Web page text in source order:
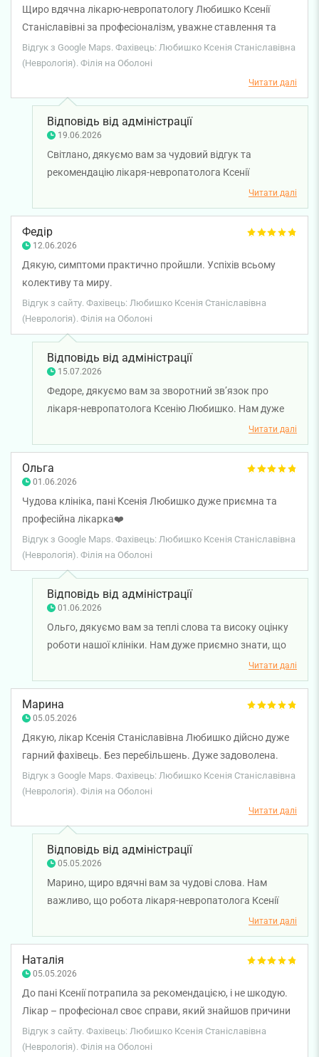
Щиро вдячна лікарю-невропатологу Любишко Ксенії
Станіславівні за професіоналізм, уважне ставлення та
людяність. Лікар детально вислухала, провела ретельний
огляд, усе зрозуміло пояснила та призначила ефективне
лікування. Дуже приємно зустрічати таких компетентних і
небайдужих фахівців. Однозначно рекомендую!
Відгук з Google Maps. Фахівець: Любишко Ксенія Станіславівна
(Неврологія). Філія на Оболоні
Читати далі
Відповідь від адміністрації
19.06.2026
Світлано, дякуємо вам за чудовий відгук та
рекомендацію лікаря-невропатолога Ксенії
Любишко. Для нас особливо цінно, коли пацієнти
відзначають не лише професійні якості лікаря, а й
людяність, уважність та готовність вислухати
кожного, хто звертається по допомогу. Бажаємо
вам міцного здоров'я!
Читати далі
Федір
12.06.2026
Дякую, симптоми практично пройшли. Успіхів всьому
колективу та миру.
Відгук з сайту. Фахівець: Любишко Ксенія Станіславівна
(Неврологія). Філія на Оболоні
Відповідь від адміністрації
15.07.2026
Федоре, дякуємо вам за зворотний зв’язок про
лікаря-невропатолога Ксенію Любишко. Нам дуже
приємно чути, що ваші симптоми практично зникли
та лікування дало позитивний результат. Бажаємо
вам подальшого повного відновлення та міцного
здоров’я!
Читати далі
Ольга
01.06.2026
Чудова клініка, пані Ксенія Любишко дуже приємна та
професійна лікарка❤️
Відгук з Google Maps. Фахівець: Любишко Ксенія Станіславівна
(Неврологія). Філія на Оболоні
Відповідь від адміністрації
01.06.2026
Ольго, дякуємо вам за теплі слова та високу оцінку
роботи нашої клініки. Нам дуже приємно знати, що
спілкування з лікарем-невропатологом Ксенією
Любишко було комфортним і корисним. Бажаємо
вам міцного здоров'я!
Читати далі
Марина
05.05.2026
Дякую, лікар Ксенія Станіславівна Любишко дійсно дуже
гарний фахівець. Без перебільшень. Дуже задоволена.
Продовжуватиму лікування.
Відгук з Google Maps. Фахівець: Любишко Ксенія Станіславівна
(Неврологія). Філія на Оболоні
Читати далі
Відповідь від адміністрації
05.05.2026
Марино, щиро вдячні вам за чудові слова. Нам
важливо, що робота лікаря-невропатолога Ксенії
Любишко справила на вас позитивне враження і ви
задоволені результатом. Бажаємо вам міцного
здоров'я!
Читати далі
Наталія
05.05.2026
До пані Ксенії потрапила за рекомендацією, і не шкодую.
Лікар – професіонал своє справи, який знайшов причини
болю і допоміг їх позбутися. Рекомендую на 100%.
Відгук з сайту. Фахівець: Любишко Ксенія Станіславівна
(Неврологія). Філія на Оболоні